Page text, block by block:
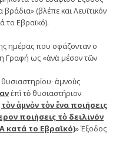
(βλέπε και Λευϊτικόν
το Εβραϊκό).
ημέρας που σφάζονταν ο
Γραφή ως «ἀνὰ μέσον τῶν
θυσιαστηρίου· ἀμνοὺς
ἐπὶ τὸ θυσιαστήριον
τὸν ἀμνὸν τὸν ἕνα ποιήσεις
ποιήσεις τὸ δειλινόν
κατά το Εβραϊκό)» Έξοδος